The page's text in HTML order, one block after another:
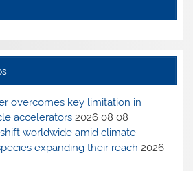
overcomes key limitation in
accelerators 2026 08 08
worldwide amid climate
expanding their reach 2026